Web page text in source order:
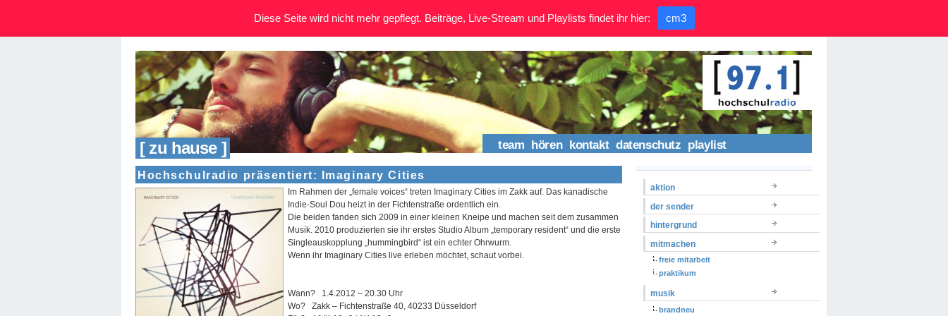
[ zu hause ] team hören kontakt datenschutz playlist
Hochschulradio präsentiert: Imaginary Cities
Im Rahmen der „female voices“ treten Imaginary Cities im Zakk auf. Das kanadische
Indie-Soul Dou heizt in der Fichtenstraße ordentlich ein.
Die beiden fanden sich 2009 in einer kleinen Kneipe und machen seit dem zusammen
Musik. 2010 produzierten sie ihr erstes Studio Album „temporary resident“ und die erste
Singleauskopplung „hummingbird“ ist ein echter Ohrwurm.
Wenn ihr Imaginary Cities live erleben möchtet, schaut vorbei.
Wann? 1.4.2012 – 20.30 Uhr
Wo? Zakk – Fichtenstraße 40, 40233 Düsseldorf
aktion
der sender
hintergrund
mitmachen
freie mitarbeit
praktikum
musik
brandneu
Diese Seite wird nicht mehr gepflegt. Beiträge, Live-Stream und Playlists findet ihr hier: cm3